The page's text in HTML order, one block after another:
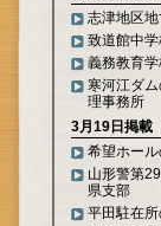
志津地区
致道館中
義務教育
寒河江ダ
理事務所
3月19日掲載
希望ホー
山形警第
県支部
平田駐在